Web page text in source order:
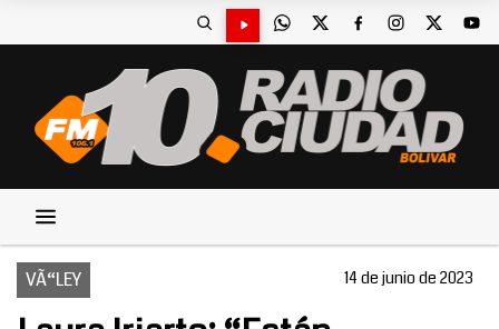
VÃ“LEY 14 de junio de 2023